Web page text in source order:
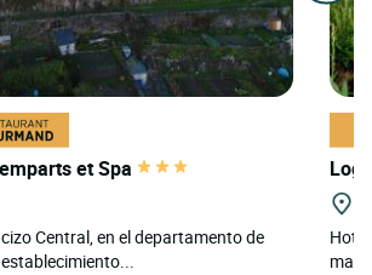
et Spa
Central, en el departamento de